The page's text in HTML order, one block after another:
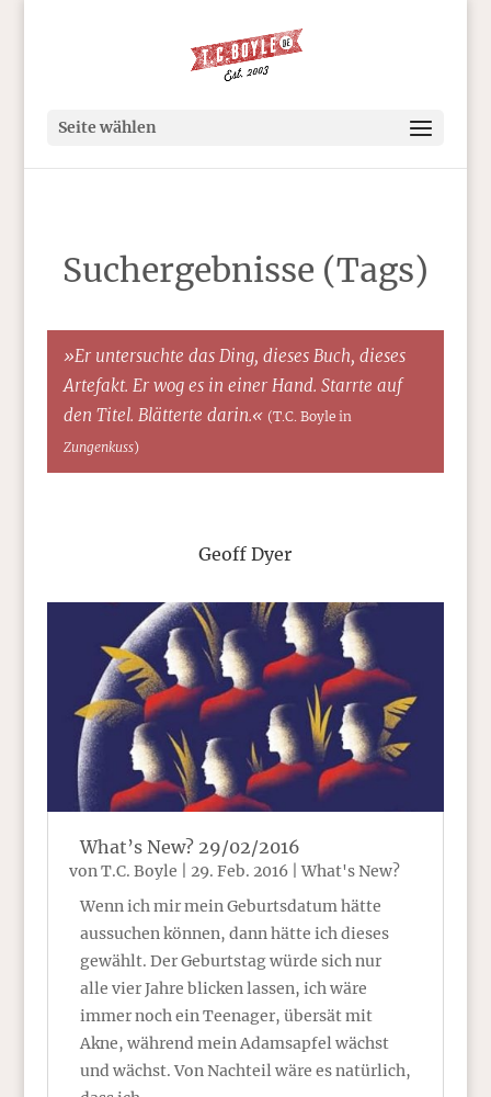
Seite wählen
Suchergebnisse (Tags)
»Er untersuchte das Ding, dieses Buch, dieses
Artefakt. Er wog es in einer Hand. Starrte auf
den Titel. Blätterte darin.« (T.C. Boyle in
Zungenkuss)
Geoff Dyer
What’s New? 29/02/2016
von T.C. Boyle 29. Feb. 2016|What's New?
Wenn ich mir mein Geburtsdatum hätte
aussuchen können, dann hätte ich dieses
gewählt. Der Geburtstag würde sich nur
alle vier Jahre blicken lassen, ich wäre
immer noch ein Teenager, übersät mit
Akne, während mein Adamsapfel wächst
und wächst. Von Nachteil wäre es natürlich,